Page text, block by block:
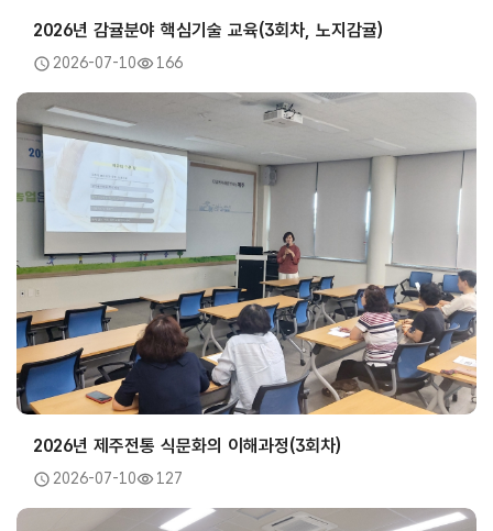
2026년 감귤분야 핵심기술 교육(3회차, 노지감귤)
2026-07-10 166
2026년 제주전통 식문화의 이해과정(3회차)
2026-07-10 127